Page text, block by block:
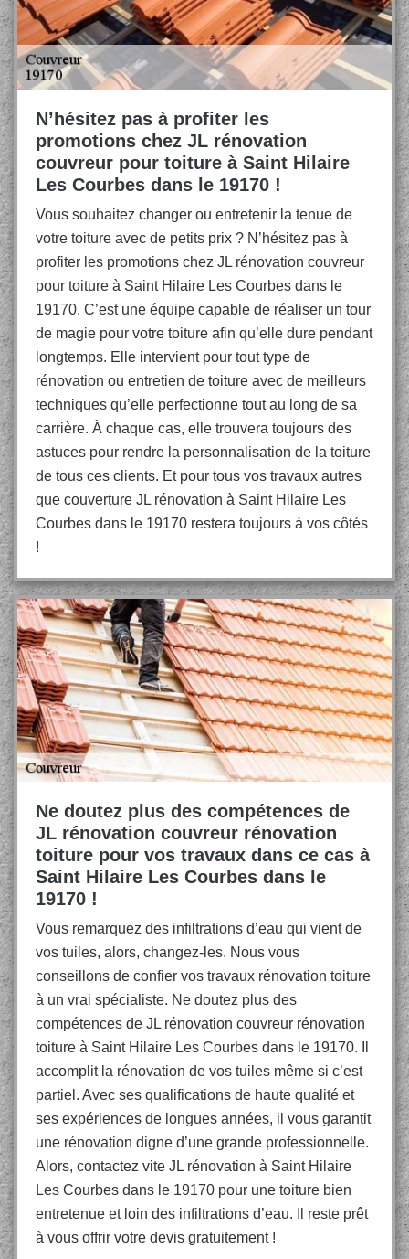
N’hésitez pas à profiter les
promotions chez JL rénovation
couvreur pour toiture à Saint Hilaire
Les Courbes dans le 19170 !
Vous souhaitez changer ou entretenir la tenue de
votre toiture avec de petits prix ? N’hésitez pas à
profiter les promotions chez JL rénovation couvreur
pour toiture à Saint Hilaire Les Courbes dans le
19170. C’est une équipe capable de réaliser un tour
de magie pour votre toiture afin qu’elle dure pendant
longtemps. Elle intervient pour tout type de
rénovation ou entretien de toiture avec de meilleurs
techniques qu’elle perfectionne tout au long de sa
carrière. À chaque cas, elle trouvera toujours des
astuces pour rendre la personnalisation de la toiture
de tous ces clients. Et pour tous vos travaux autres
que couverture JL rénovation à Saint Hilaire Les
Courbes dans le 19170 restera toujours à vos côtés
!
Ne doutez plus des compétences de
JL rénovation couvreur rénovation
toiture pour vos travaux dans ce cas à
Saint Hilaire Les Courbes dans le
19170 !
Vous remarquez des infiltrations d’eau qui vient de
vos tuiles, alors, changez-les. Nous vous
conseillons de confier vos travaux rénovation toiture
à un vrai spécialiste. Ne doutez plus des
compétences de JL rénovation couvreur rénovation
toiture à Saint Hilaire Les Courbes dans le 19170. Il
accomplit la rénovation de vos tuiles même si c’est
partiel. Avec ses qualifications de haute qualité et
ses expériences de longues années, il vous garantit
une rénovation digne d’une grande professionnelle.
Alors, contactez vite JL rénovation à Saint Hilaire
Les Courbes dans le 19170 pour une toiture bien
entretenue et loin des infiltrations d’eau. Il reste prêt
à vous offrir votre devis gratuitement !